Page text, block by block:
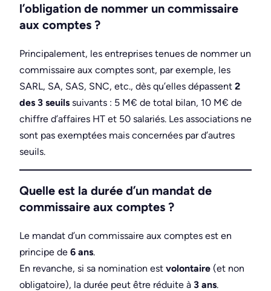
l’obligation de nommer un commissaire
aux comptes ?
Principalement, les entreprises tenues de nommer un
commissaire aux comptes sont, par exemple, les
SARL, SA, SAS, SNC, etc., dès qu’elles dépassent 2
des 3 seuils suivants : 5 M€ de total bilan, 10 M€ de
chiffre d’affaires HT et 50 salariés. Les associations ne
sont pas exemptées mais concernées par d’autres
seuils.
Quelle est la durée d’un mandat de
commissaire aux comptes ?
Le mandat d’un commissaire aux comptes est en
principe de 6 ans.
En revanche, si sa nomination est volontaire (et non
obligatoire), la durée peut être réduite à 3 ans.